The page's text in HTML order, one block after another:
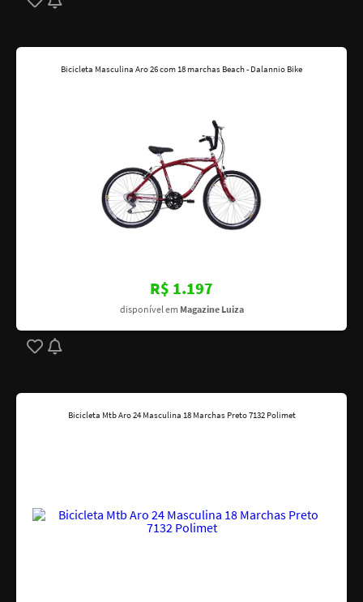
Bicicleta Masculina Aro 26 com 18 marchas Beach - Dalannio Bike
R$ 1.197
disponível em Magazine Luiza
Bicicleta Mtb Aro 24 Masculina 18 Marchas Preto 7132 Polimet